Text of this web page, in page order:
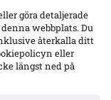
göra detaljerade
webbplats. Du
återkalla ditt
eller
längst ned på
från SJK –